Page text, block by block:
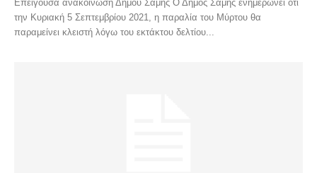
Επείγουσα ανακοίνωση Δήμου Σάμης Ο Δήμος Σάμης ενημερώνει ότι
την Κυριακή 5 Σεπτεμβρίου 2021, η παραλία του Μύρτου θα
παραμείνει κλειστή λόγω του εκτάκτου δελτίου...